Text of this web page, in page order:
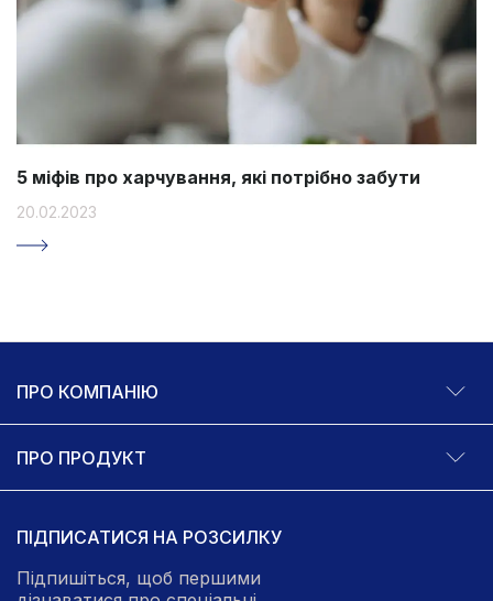
5 міфів про харчування, які потрібно забути
20.02.2023
ПРО КОМПАНІЮ
ПРО ПРОДУКТ
ПІДПИСАТИСЯ НА РОЗСИЛКУ
Підпишіться, щоб першими